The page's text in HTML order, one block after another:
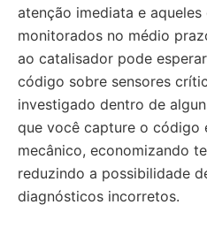
atenção imediata e
monitorados no médio
ao catalisador pode
código sobre sensores
investigado dentro de
que você capture o código
mecânico, economizando
reduzindo a possibilidade
diagnósticos incorretos.